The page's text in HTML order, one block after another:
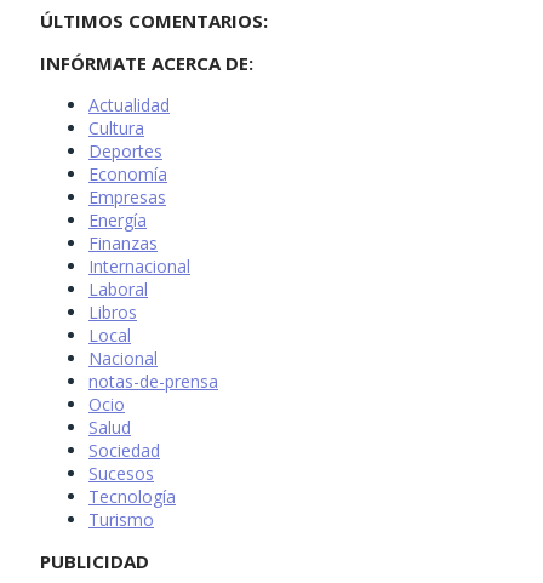
ÚLTIMOS COMENTARIOS:
INFÓRMATE ACERCA DE:
Actualidad
Cultura
Deportes
Economía
Empresas
Energía
Finanzas
Internacional
Laboral
Libros
Local
Nacional
notas-de-prensa
Ocio
Salud
Sociedad
Sucesos
Tecnología
Turismo
PUBLICIDAD